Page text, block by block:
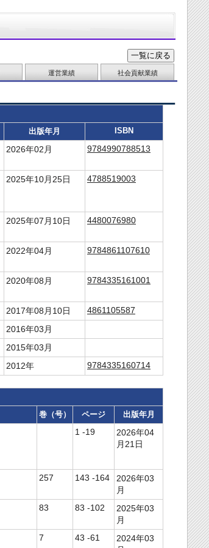
運営業績 社会貢献業績
出版年月 ISBN
2026年02月 9784990788513
2025年10月25日 4788519003
2025年07月10日 4480076980
2022年04月 9784861107610
2020年08月 9784335161001
2017年08月10日
4861105587
2016年03月
2015年03月
2012年 9784335160714
巻（号） ページ 出版年月
1 -19
2026年04
月21日
257 143 -164
2026年03
月
83 83 -102
2025年03
月
7 43 -61
2024年03